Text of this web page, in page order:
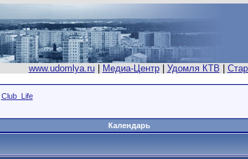
www.udomlya.ru| Медиа-Центр| Удомля КТВ
Club_Life
Календарь